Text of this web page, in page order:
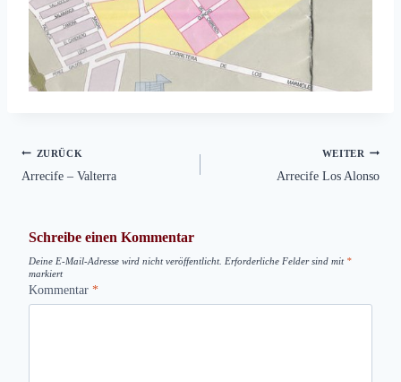
Beitragsnavigation
ZURÜCK
Arrecife – Valterra
WEITER
Arrecife Los Alonso
Schreibe einen Kommentar
Deine E-Mail-Adresse wird nicht veröffentlicht. Erforderliche Felder sind mit *
markiert
Kommentar *